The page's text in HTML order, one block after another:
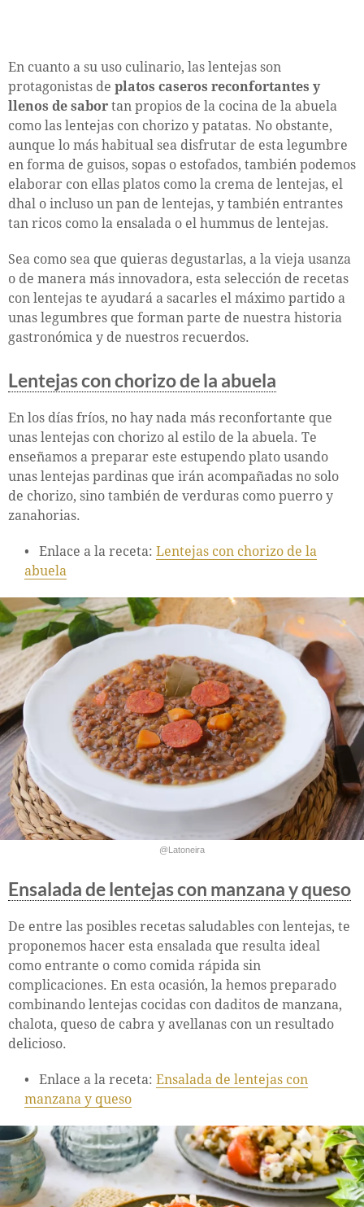
En cuanto a su uso culinario, las lentejas son
protagonistas de platos caseros reconfortantes y
llenos de sabor tan propios de la cocina de la abuela
como las lentejas con chorizo y patatas. No obstante,
aunque lo más habitual sea disfrutar de esta legumbre
en forma de guisos, sopas o estofados, también podemos
elaborar con ellas platos como la crema de lentejas, el
dhal o incluso un pan de lentejas, y también entrantes
tan ricos como la ensalada o el hummus de lentejas.
Sea como sea que quieras degustarlas, a la vieja usanza
o de manera más innovadora, esta selección de recetas
con lentejas te ayudará a sacarles el máximo partido a
unas legumbres que forman parte de nuestra historia
gastronómica y de nuestros recuerdos.
Lentejas con chorizo de la abuela
En los días fríos, no hay nada más reconfortante que
unas lentejas con chorizo al estilo de la abuela. Te
enseñamos a preparar este estupendo plato usando
unas lentejas pardinas que irán acompañadas no solo
de chorizo, sino también de verduras como puerro y
zanahorias.
Enlace a la receta: Lentejas con chorizo de la
abuela
@Latoneira
Ensalada de lentejas con manzana y queso
De entre las posibles recetas saludables con lentejas, te
proponemos hacer esta ensalada que resulta ideal
como entrante o como comida rápida sin
complicaciones. En esta ocasión, la hemos preparado
combinando lentejas cocidas con daditos de manzana,
chalota, queso de cabra y avellanas con un resultado
delicioso.
Enlace a la receta: Ensalada de lentejas con
manzana y queso